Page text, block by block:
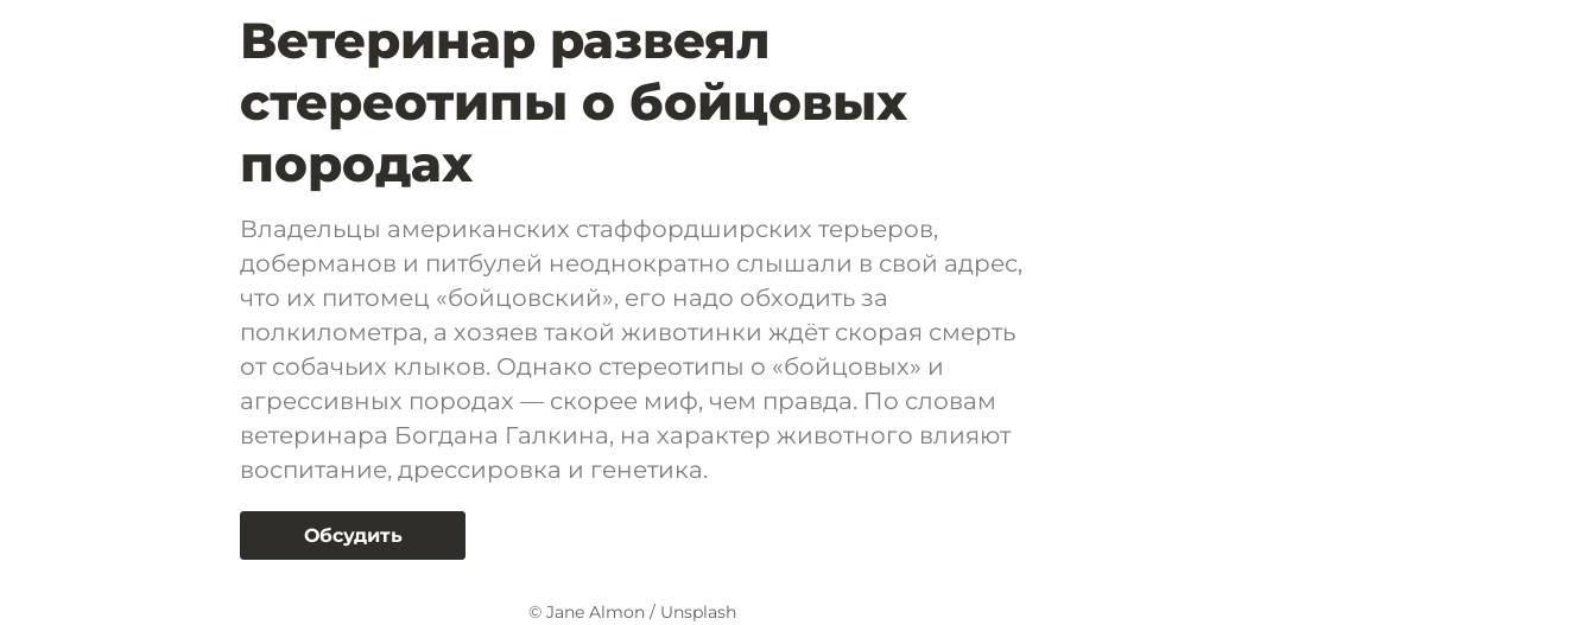
Ветеринар развеял
стереотипы о бойцовых
породах
Владельцы американских стаффордширских терьеров,
доберманов и питбулей неоднократно слышали в свой адрес,
что их питомец «бойцовский», его надо обходить за
полкилометра, а хозяев такой животинки ждёт скорая смерть
от собачьих клыков. Однако стереотипы о «бойцовых» и
агрессивных породах — скорее миф, чем правда. По словам
ветеринара Богдана Галкина, на характер животного влияют
воспитание, дрессировка и генетика.
Обсудить
© Jane Almon / Unsplash